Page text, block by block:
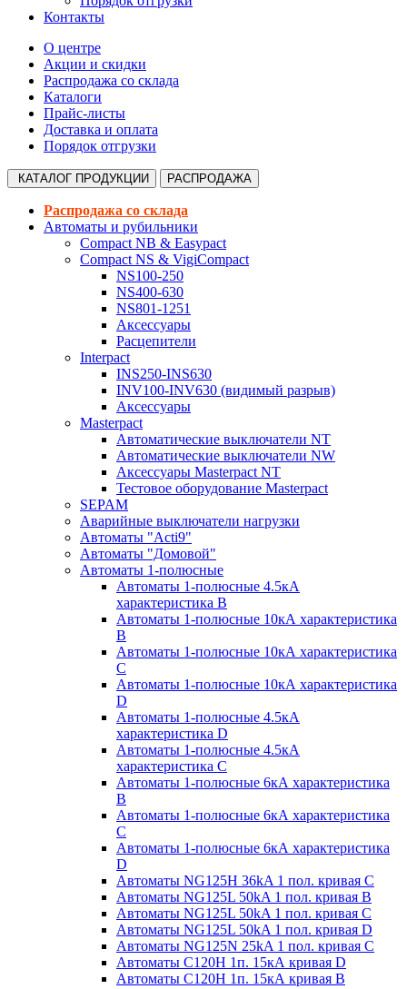
Контакты
О центре
Акции и скидки
Распродажа со склада
Каталоги
Прайс-листы
Доставка и оплата
Порядок отгрузки
КАТАЛОГ ПРОДУКЦИИ РАСПРОДАЖА
Распродажа со склада
Автоматы и рубильники
Compact NB & Easypact
Compact NS & VigiCompact
NS100-250
NS400-630
NS801-1251
Аксессуары
Расцепители
Interpact
INS250-INS630
INV100-INV630 (видимый разрыв)
Аксессуары
Masterpact
Автоматические выключатели NT
Автоматические выключатели NW
Аксессуары Masterpact NT
Тестовое оборудование Masterpact
SEPAM
Аварийные выключатели нагрузки
Автоматы "Acti9"
Автоматы "Домовой"
Автоматы 1-полюсные
Автоматы 1-полюсные 4.5кА
характеристика В
Автоматы 1-полюсные 10кА характеристика
B
Автоматы 1-полюсные 10кА характеристика
C
Автоматы 1-полюсные 10кА характеристика
D
Автоматы 1-полюсные 4.5кА
характеристика D
Автоматы 1-полюсные 4.5кА
характеристика С
Автоматы 1-полюсные 6кА характеристика
B
Автоматы 1-полюсные 6кА характеристика
C
Автоматы 1-полюсные 6кА характеристика
D
Автоматы NG125H 36kA 1 пол. кривая C
Автоматы NG125L 50kA 1 пол. кривая B
Автоматы NG125L 50kA 1 пол. кривая C
Автоматы NG125L 50kA 1 пол. кривая D
Автоматы NG125N 25kA 1 пол. кривая C
Автоматы С120H 1п. 15кА кривая D
Автоматы С120H 1п. 15кА кривая В